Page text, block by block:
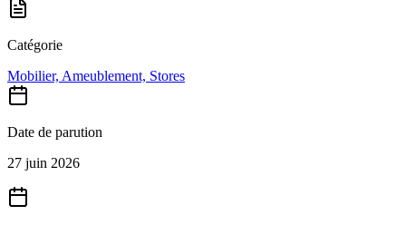
Catégorie
Mobilier, Ameublement, Stores
Date de parution
27 juin 2026